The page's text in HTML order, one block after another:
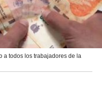
a todos los trabajadores de la